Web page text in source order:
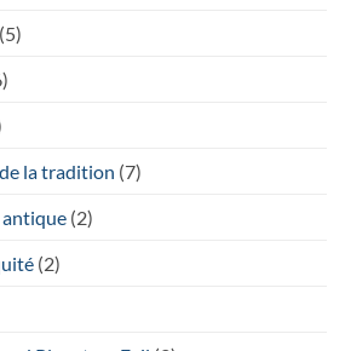
(5)
la tradition (7)
antique (2)
(2)